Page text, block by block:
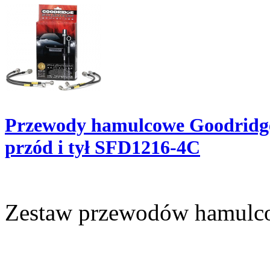
Przewody hamulcowe
przód i tył SFD1216-4C
Zestaw przewodów